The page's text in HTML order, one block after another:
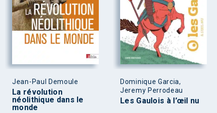
Jean-Paul Demoule
La révolution
néolithique dans le
monde
Dominique Garcia,
Jeremy Perrodeau
Les Gaulois à l’œil nu